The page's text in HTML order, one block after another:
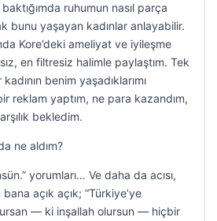
ruhumun nasıl parça
bunu yaşayan kadınlar anlayabilir.
Kore’deki ameliyat ve iyileşme
en filtresiz halimle paylaştım. Tek
benim yaşadıklarımı
reklam yaptım, ne para kazandım,
bekledim.
ne aldım?
yorumları… Ve daha da acısı,
açık açık; “Türkiye’ye
— ki inşallah olursun — hiçbir